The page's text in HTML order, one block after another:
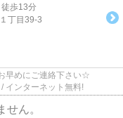
徒歩13分
１丁目39-3
早めにご連絡下さい☆
インターネット無料!
ん。